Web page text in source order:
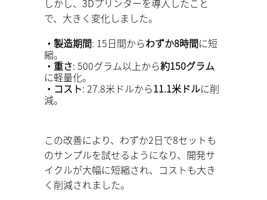
しかし、3Dプリンターを導入したこと
で、大きく変化しました。
・製造期間: 15日間からわずか8時間に短
縮。
・重さ: 500グラム以上から約150グラム
に軽量化。
・コスト: 27.8米ドルから11.1米ドルに削
減。
この改善により、わずか2日で8セットも
のサンプルを試せるようになり、開発サ
イクルが大幅に短縮され、コストも大き
く削減されました。